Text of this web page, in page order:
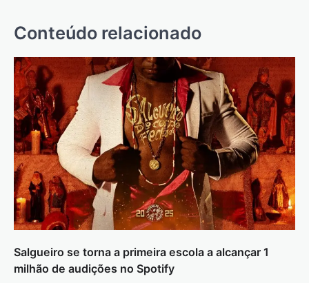
Conteúdo relacionado
Salgueiro se torna a primeira escola a alcançar 1
milhão de audições no Spotify